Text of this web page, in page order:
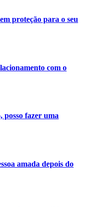
proteção para o seu
com o
posso fazer uma
amada depois do